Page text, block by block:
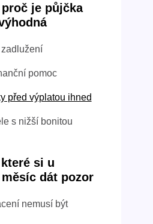
je půjčka
pomoc
před výplatou ihned
s nižší bonitou
si u
dát pozor
nemusí být